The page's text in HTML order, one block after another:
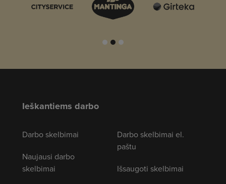
Ieškantiems darbo
Darbo skelbimai
Naujausi darbo
skelbimai
Darbo skelbimai el.
paštu
Išsaugoti skelbimai